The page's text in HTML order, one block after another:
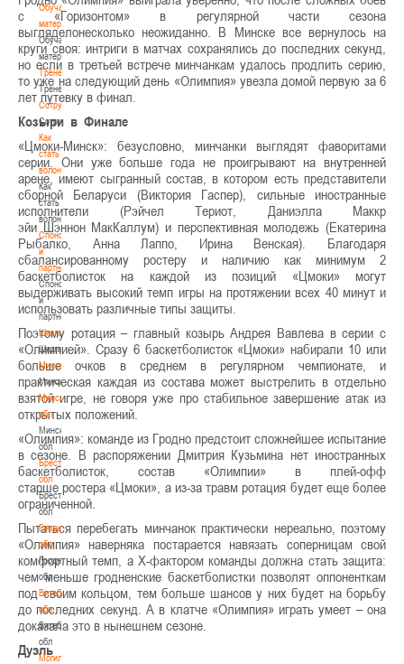
Обучающие
материалы
Обучающие
материалы
Тренерам
Тренерам
Сотрудничество
Сотрудничество
Как
стать
волонтером
Как
стать
волонтером
Спонсоры
и
партнеры
Спонсоры
и
партнеры
Школы
Школы
Минск
Минск
Минская
обл
Минская
обл
Брестская
обл
Брестская
обл
Гродненская
обл
Гродненская
обл
Витебская
обл
Витебская
обл
Могилевская
с «Горизонтом» в регулярной части сезона
выгляделонесколько неожиданно. В Минске все вернулось на
круги своя: интриги в матчах сохранялись до последних секунд,
но если в третьей встрече минчанкам удалось продлить серию,
то уже на следующий день «Олимпия» увезла домой первую за 6
лет путевку в финал.
Козыри в Финале
«Цмоки-Минск»: безусловно, минчанки выглядят фаворитами
серии. Они уже больше года не проигрывают на внутренней
арене, имеют сыгранный состав, в котором есть представители
сборной Беларуси (Виктория Гаспер), сильные иностранные
исполнители (Рэйчел Териот, Даниэлла Маккр
эйи Шэннон МакКаллум) и перспективная молодежь (Екатерина
Рыбалко, Анна Лаппо, Ирина Венская). Благодаря
сбалансированному ростеру и наличию как минимум 2
баскетболисток на каждой из позиций «Цмоки» могут
выдерживать высокий темп игры на протяжении всех 40 минут и
использовать различные типы защиты.
Поэтому ротация – главный козырь Андрея Вавлева в серии с
«Олимпией». Сразу 6 баскетболисток «Цмоки» набирали 10 или
больше очков в среднем в регулярном чемпионате, и
практическая каждая из состава может выстрелить в отдельно
взятой игре, не говоря уже про стабильное завершение атак из
открытых положений.
«Олимпия»: команде из Гродно предстоит сложнейшее испытание
в сезоне. В распоряжении Дмитрия Кузьмина нет иностранных
баскетболисток, состав «Олимпии» в плей-офф
старше ростера «Цмоки», а из-за травм ротация будет еще более
ограниченной.
Пытаться перебегать минчанок практически нереально, поэтому
«Олимпия» наверняка постарается навязать соперницам свой
комфортный темп, а Х-фактором команды должна стать защита:
чем меньше гродненские баскетболистки позволят оппоненткам
под своим кольцом, тем больше шансов у них будет на борьбу
до последних секунд. А в клатче «Олимпия» играть умеет – она
доказала это в нынешнем сезоне.
Дуэль